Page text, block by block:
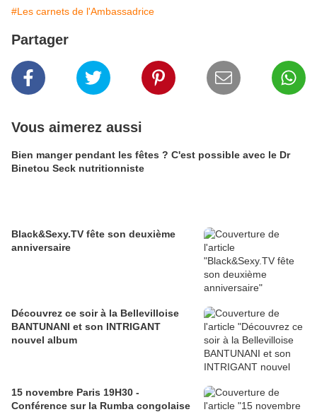
#Les carnets de l'Ambassadrice
Partager
Vous aimerez aussi
Bien manger pendant les fêtes ? C'est possible avec le Dr
Binetou Seck nutritionniste
Black&Sexy.TV fête son deuxième
anniversaire
Découvrez ce soir à la Bellevilloise
BANTUNANI et son INTRIGANT
nouvel album
15 novembre Paris 19H30 -
Conférence sur la Rumba congolaise